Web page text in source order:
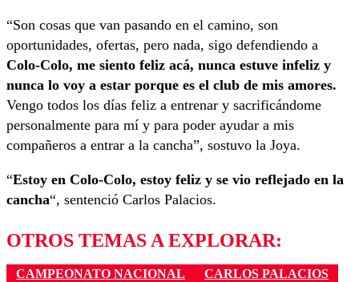
“Son cosas que van pasando en el camino, son
oportunidades, ofertas, pero nada, sigo defendiendo a
Colo-Colo, me siento feliz acá, nunca estuve infeliz y
nunca lo voy a estar porque es el club de mis amores.
Vengo todos los días feliz a entrenar y sacrificándome
personalmente para mí y para poder ayudar a mis
compañeros a entrar a la cancha”, sostuvo la Joya.
“Estoy en Colo-Colo, estoy feliz y se vio reflejado en la
cancha“, sentenció Carlos Palacios.
OTROS TEMAS A EXPLORAR:
CAMPEONATO NACIONAL
CARLOS PALACIOS